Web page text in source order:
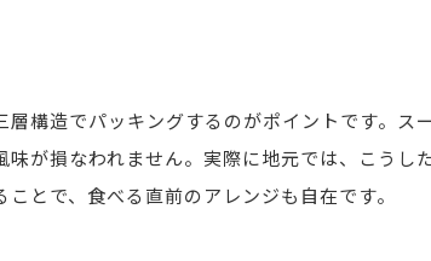
沖縄そば弁当が伝える食文化の変遷
沖縄そば弁当で味わう昔ながらの美味しさ
沖縄そば弁当から広がる沖縄グルメの未来
構造でパッキングするのがポイントです。
が損なわれません。実際に地元では、こう
とで、食べる直前のアレンジも自在です。